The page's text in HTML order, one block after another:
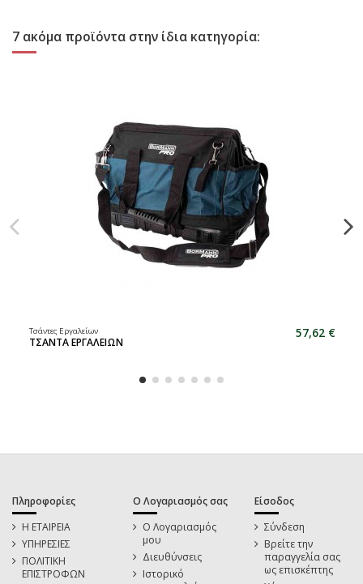
7 ακόμα προϊόντα στην ίδια κατηγορία:
Τσάντες Εργαλείων
ΤΣΑΝΤΑ ΕΡΓΑΛΕΙΩΝ
57,62 €
Πληροφορίες
Η ΕΤΑΙΡΕΙΑ
ΥΠΗΡΕΣΙΕΣ
ΠΟΛΙΤΙΚΗ
ΕΠΙΣΤΡΟΦΩΝ
Ο Λογαριασμός σας
Ο Λογαριασμός
μου
Διευθύνσεις
Ιστορικό
Είσοδος
Σύνδεση
Βρείτε την
παραγγελία σας
ως επισκέπτης